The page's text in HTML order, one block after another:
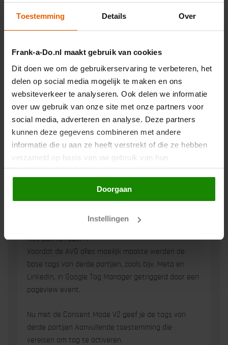
Toestemming Details Over
Frank-a-Do.nl maakt gebruik van cookies
Dit doen we om de gebruikerservaring te verbeteren, het
delen op social media mogelijk te maken en ons
websiteverkeer te analyseren. Ook delen we informatie
over uw gebruik van onze site met onze partners voor
social media, adverteren en analyse. Deze partners
kunnen deze gegevens combineren met andere
informatie die u aan ze heeft verstrekt of die ze hebben
verzameld op basis van uw gebruik van hun
services. Door op de knop "Doorgaan" te klikken of
Doorgaan
Instellingen
zet volledig in op
Roy 28/03/2024 1:04PM
Nice artikel! Consent Mode V2 is nog maar een vaag
gebeuren vind ik. Het is niet altijd even duidelijk wat
de juiste weg is. Dat geldt niet voor de Google Tags.
Ik heb daar wat vragen over en misschien kun je daar
antwoord op geven?
niet aan te raden”.
Voordat de AVG alles moeilijk maakte werden de
base tags van derde partijen, zoals bijv. Meta en
LinkedIn, in Google Tag Manager getriggerd door een
pageview event.
Nu met de Consent Mode V2 geef je de tags van
derde partijen Aanvullende toestemming die
vereisen om tag te activeren.